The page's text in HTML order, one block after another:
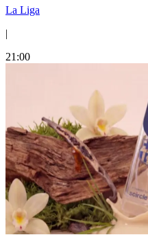
La Liga
|
21:00